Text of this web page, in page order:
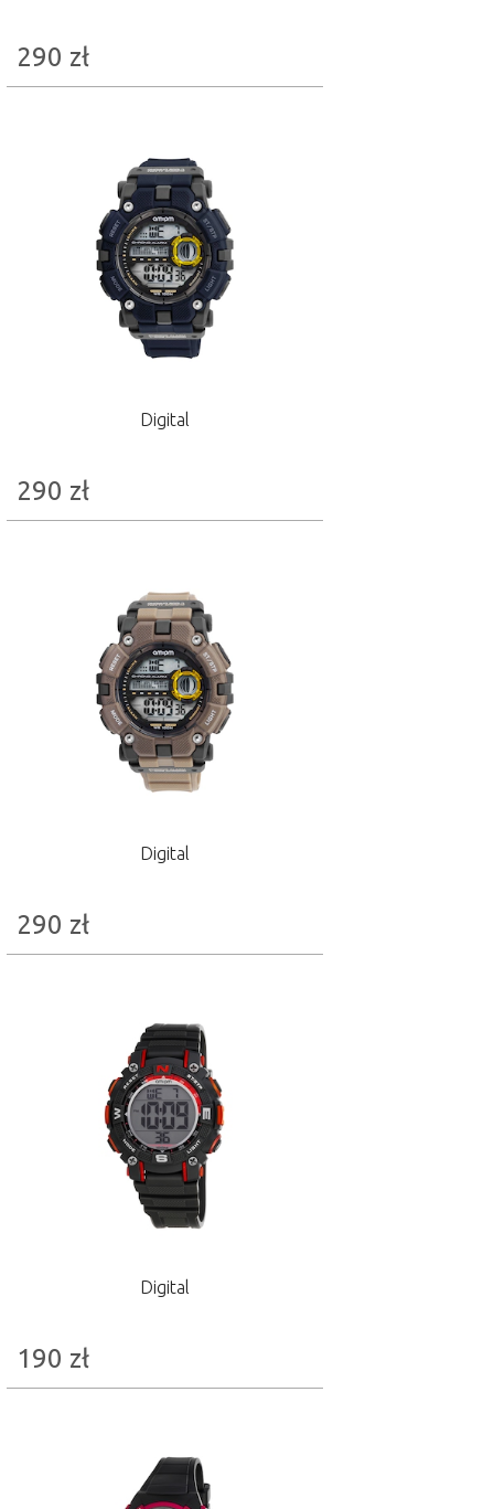
290 zł
Digital
290 zł
Digital
290 zł
Digital
190 zł